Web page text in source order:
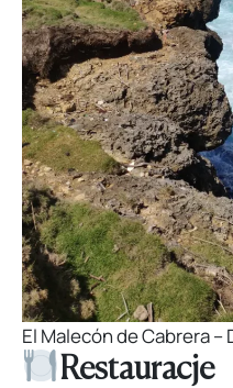
El Malecón de Cabrera –
Restauracje